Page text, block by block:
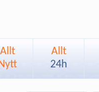
Allt
Allt
24h